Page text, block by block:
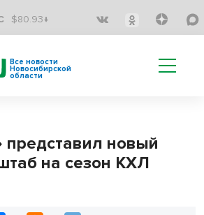
$80.93↓
Все новости
Новосибирской
области
представил новый
на сезон КХЛ